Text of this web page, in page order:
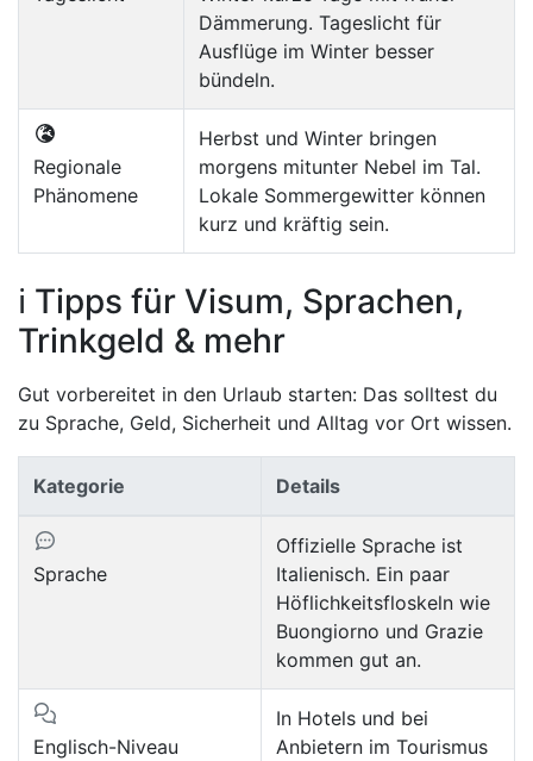
Dämmerung. Tageslicht für
Ausflüge im Winter besser
bündeln.
Regionale
Phänomene
Herbst und Winter bringen
morgens mitunter Nebel im Tal.
Lokale Sommergewitter können
kurz und kräftig sein.
ℹ️ Tipps für Visum, Sprachen,
Trinkgeld & mehr
Gut vorbereitet in den Urlaub starten: Das solltest du
zu Sprache, Geld, Sicherheit und Alltag vor Ort wissen.
Kategorie Details
Sprache
Offizielle Sprache ist
Italienisch. Ein paar
Höflichkeitsfloskeln wie
Buongiorno und Grazie
kommen gut an.
Englisch-Niveau
In Hotels und bei
Anbietern im Tourismus